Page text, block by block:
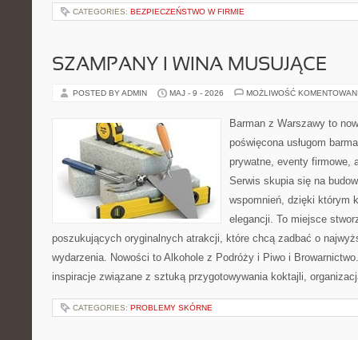
CATEGORIES: BEZPIECZEŃSTWO W FIRMIE
SZAMPANY I WINA MUSUJĄCE
POSTED BY ADMIN MAJ - 9 - 2026 MOŻLIWOŚĆ
Barman z Warszawy to
poświęcona usługom
prywatne, eventy firmowe,
Serwis skupia się na
wspomnień, dzięki którym
elegancji. To miejsce
poszukujących oryginalnych atrakcji, które chcą zadbać o
wydarzenia. Nowości to Alkohole z Podróży i Piwo i
inspiracje związane z sztuką przygotowywania koktajli,
CATEGORIES: PROBLEMY SKÓRNE